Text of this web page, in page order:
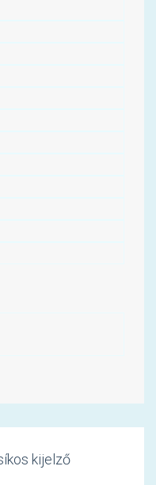
kijelző